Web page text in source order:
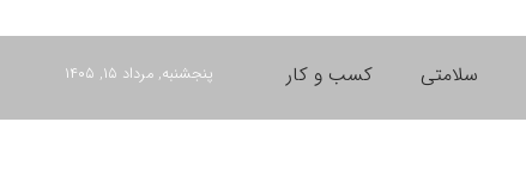
سلامتی کسب و کار پنجشنبه, مرداد ۱۵, ۱۴۰۵